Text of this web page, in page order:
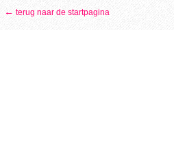
← terug naar de startpagina